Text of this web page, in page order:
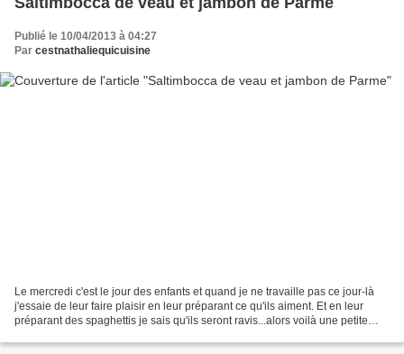
Publié le 10/04/2013 à 04:27
Par cestnathaliequicuisine
Le mercredi c'est le jour des enfants et quand je ne travaille pas ce jour-là
j'essaie de leur faire plaisir en leur préparant ce qu'ils aiment. Et en leur
préparant des spaghettis je sais qu'ils seront ravis...alors voilà une petite